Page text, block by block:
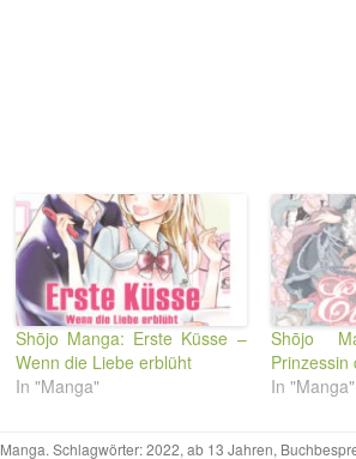
Shōjo Manga: Erste Küsse –
Wenn die Liebe erblüht
In "Manga"
Shōjo
Prinzessin
In "Manga"
Manga. Schlagwörter:2022, ab 13 Jahren,